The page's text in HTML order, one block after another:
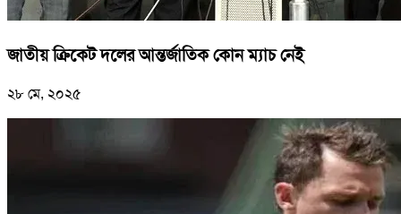
জাতীয় ক্রিকেট দলের আন্তর্জাতিক কোন ম্যাচ নেই
২৮ মে, ২০২৫